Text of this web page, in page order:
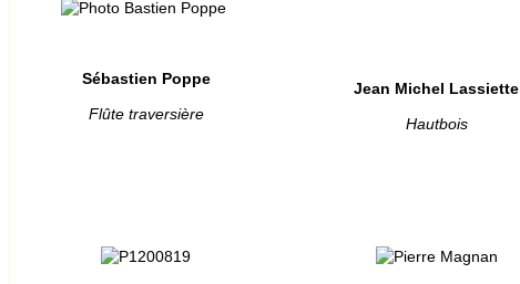
Sébastien Poppe
Flûte traversière
Jean Michel Lassiette
Hautbois